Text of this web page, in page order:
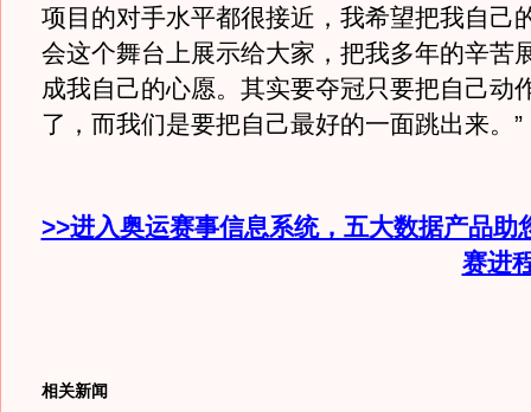
项目的对手水平都很接近，我希望把我自己
会这个舞台上展示给大家，把我多年的辛苦
成我自己的心愿。其实要夺冠只要把自己动
了，而我们是要把自己最好的一面跳出来。”
>>进入奥运赛事信息系统，五大数据产品助
赛进
相关新闻